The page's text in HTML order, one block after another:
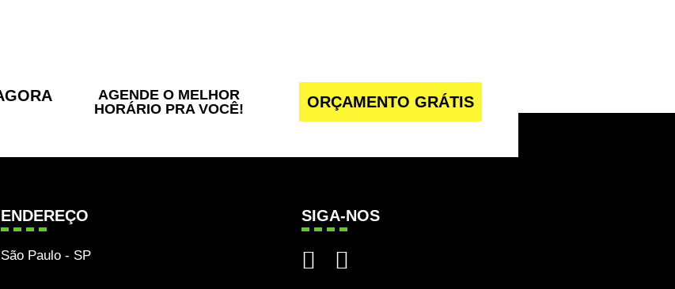
AGENDE O MELHOR
HORÁRIO PRA VOCÊ!
ORÇAMENTO GRÁTIS
ENDEREÇO
São Paulo - SP
SIGA-NOS